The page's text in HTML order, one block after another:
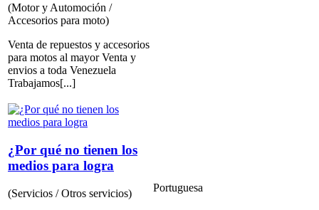
(Motor y Automoción /
Accesorios para moto)
Venta de repuestos y accesorios
para motos al mayor Venta y
envios a toda Venezuela
Trabajamos[...]
¿Por qué no tienen los
medios para logra
(Servicios / Otros servicios)
Portuguesa